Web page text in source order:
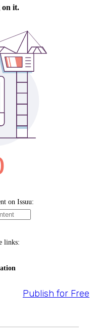
Publish for Free